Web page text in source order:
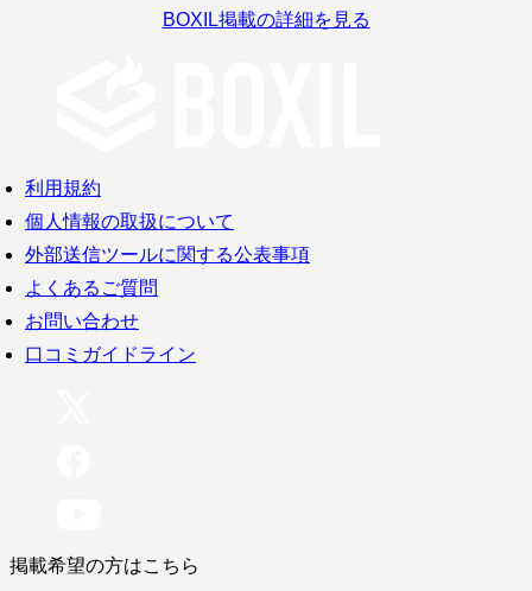
BOXIL掲載の詳細を見る
利用規約
個人情報の取扱について
外部送信ツールに関する公表事項
よくあるご質問
お問い合わせ
口コミガイドライン
掲載希望の方はこちら